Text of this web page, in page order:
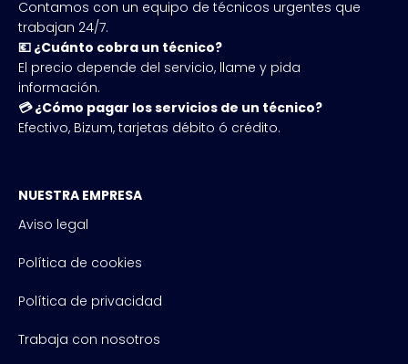
Contamos con un equipo de técnicos urgentes que
trabajan 24/7.
💶 ¿Cuánto cobra un técnico?
El precio depende del servicio, llame y pida
información.
💳 ¿Cómo pagar los servicios de un técnico?
Efectivo, Bizum, tarjetas débito ó crédito.
NUESTRA EMPRESA
Aviso legal
Política de cookies
Política de privacidad
Trabaja con nosotros